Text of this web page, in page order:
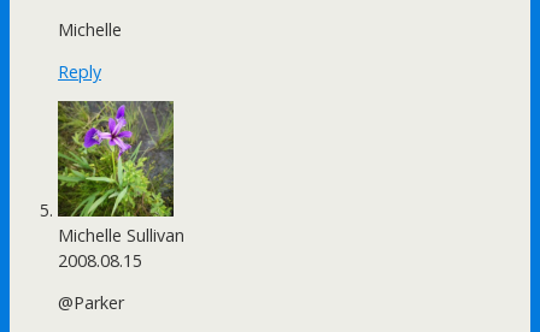
Michelle
Reply
Michelle Sullivan
2008.08.15
@Parker